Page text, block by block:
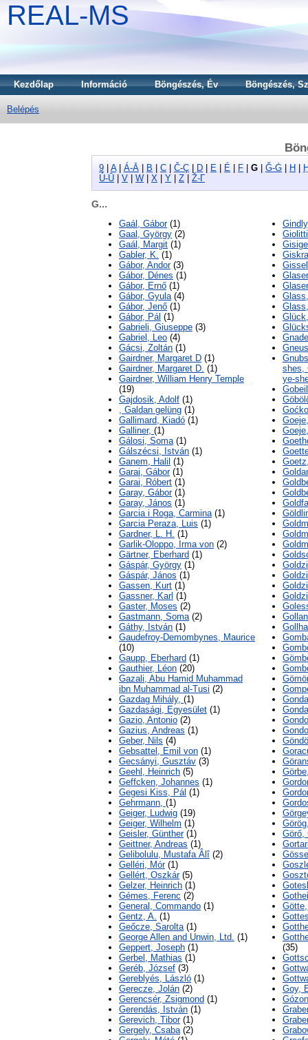
REAL-MS
Kezdőlap Információ Böngészés, Év Böngészés,
Belépés
9 A| Á-Ā B C Č-Ç D E É F G Ğ-Ġ H
Ú-Ū
V W X Y Z Ž-Γ
G...
Gaál, Gábor(1)
Gaal, György (2)
Gaál, Margit (1)
Gabler, K. (1)
Gábor, Andor(3)
Gábor, Dénes (1)
Gábor, Ernő (1)
Gábor, Gyula(4)
Gábor, Jenő (1)
Gábor, Pál (1)
Gabrieli, Giuseppe (3)
Gabriel, Leo (4)
Gácsi, Zoltán (1)
Gairdner, Margaret D (1)
Gairdner, Margaret D. (1)
Gairdner, William Henry Temple
(19)
Gajdosik, Adolf (1)
, Galdan gelüng (1)
Gallimard, Kiadó (1)
Galliner, (1)
Gálosi, Soma(1)
Gálszécsi, István (1)
Ganem, Halil (1)
Garai, Gábor(1)
Garai, Róbert (1)
Garay, Gábor(1)
Garay, János (1)
Garcia i Roga, Carmina(1)
Garcia Peraza, Luis (1)
Gardner, L. H. (1)
Garlik-Oloppo, Irma von (2)
Gärtner, Eberhard (1)
Gáspár, György (1)
Gáspár, János (1)
Gassen, Kurt (1)
Gassner, Karl (1)
Gaster, Moses (2)
Gastmann, Soma(2)
Gáthy, István (1)
Gaudefroy-Demombynes, Maurice
(10)
Gaupp, Eberhard (1)
Gauthier, Léon (20)
Gazali, Abu Hamid Muhammad
ibn Muhammad al-Tusi (2)
Gazdag Mihály, (1)
Gazdasági, Egyesület (1)
Gazio, Antonio (2)
Gazius, Andreas (1)
Geber, Nils (4)
Gebsattel, Emil von (1)
Gecsányi, Gusztáv (3)
Geehl, Heinrich (5)
Geffcken, Johannes (1)
Gegesi Kiss, Pál (1)
Gehrmann, (1)
Geiger, Ludwig (19)
Geiger, Wilhelm (1)
Geisler, Günther(1)
Geittner, Andreas (1)
Gelibolulu, Mustafa Âlî (2)
Gelléri, Mór(1)
Gellért, Oszkár(5)
Gelzer, Heinrich (1)
Gémes, Ferenc (2)
General, Commando (1)
Gentz, A. (1)
Geőcze, Sarolta(1)
George Allen and Unwin, Ltd. (1)
Geppert, Joseph (1)
Gerbel, Mathias (1)
Geréb, József (3)
Gereblyés, László (1)
Gerecze, Jolán (2)
Gerencsér, Zsigmond (1)
Gerendás, István (1)
Gerevich, Tibor(1)
Gergely, Csaba(2)
shes,
ye-
Görő,
(35)
Goy,